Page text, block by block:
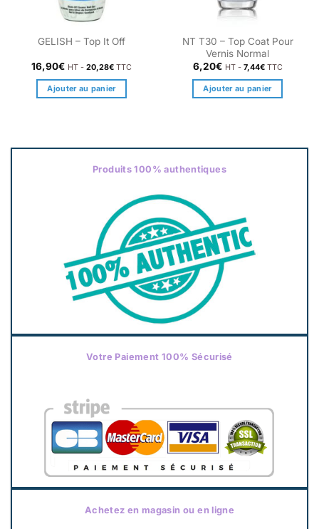
GELISH – Top It Off
16,90€ HT - 20,28€ TTC
Ajouter au panier
NT T30 – Top Coat Pour
Vernis Normal
6,20€ HT - 7,44€TTC
Ajouter au panier
Produits 100% authentiques
Votre Paiement 100% Sécurisé
Achetez en magasin ou en ligne